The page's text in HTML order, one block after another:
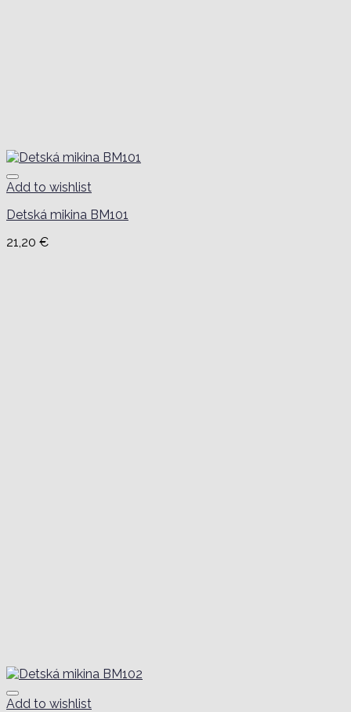
Add to wishlist
Detská mikina BM101
21,20 €
Add to wishlist